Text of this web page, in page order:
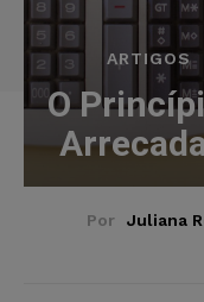
ARTIGOS
O
Por Juliana